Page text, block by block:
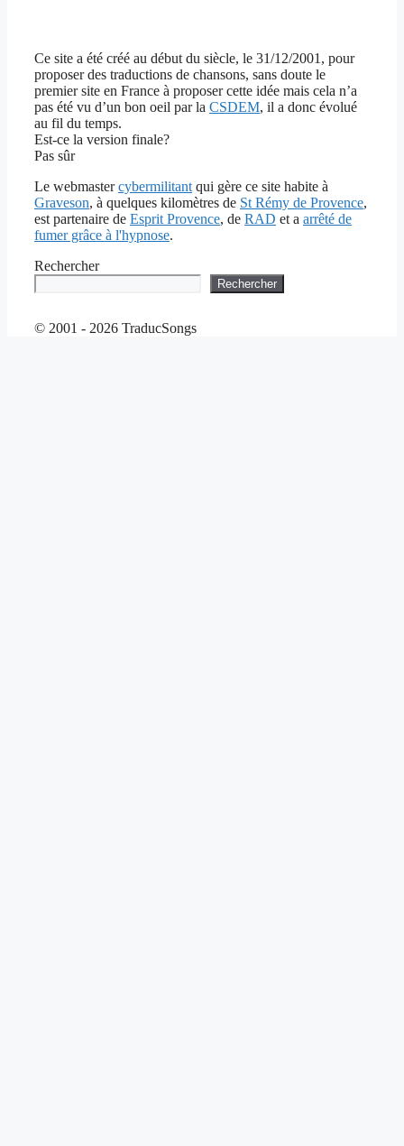
Ce site a été créé au début du siècle, le 31/12/2001, pour
proposer des traductions de chansons, sans doute le
premier site en France à proposer cette idée mais cela n’a
pas été vu d’un bon oeil par la CSDEM, il a donc évolué
au fil du temps.
Est-ce la version finale?
Pas sûr
Le webmastercybermilitant qui gère ce site habite à
Graveson, à quelques kilomètres de St Rémy de Provence,
est partenaire de Esprit Provence, de RAD et a arrêté de
fumer grâce à l'hypnose.
Rechercher
Rechercher
© 2001 - 2026 TraducSongs